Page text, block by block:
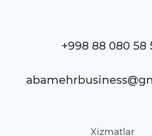
+998 88 080 58
Xizmatlar